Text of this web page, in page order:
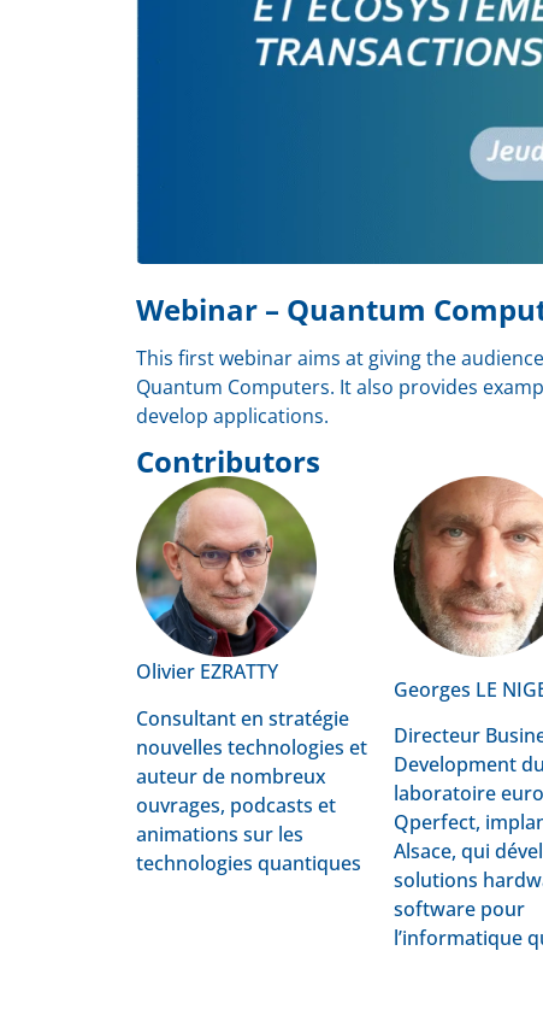
Webinar – Quantum
This first webinar aims at giving the
Quantum Computers. It also provides
develop applications.
Contributors
Olivier EZRATTY
Consultant en stratégie
nouvelles technologies et
auteur de nombreux
ouvrages, podcasts et
animations sur les
technologies quantiques
Georges LE
Directeur
Development du
laboratoire
Qperfect,
Alsace, qui
solutions
software pour
l’informatique